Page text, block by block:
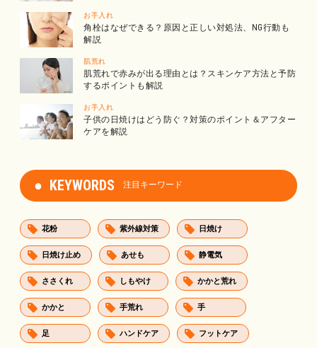
お手入れ
角栓はなぜできる？原因と正しい対処法、NG行動も
解説
肌荒れ
肌荒れで赤みが出る理由とは？スキンケア方法と予防
するポイントも解説
お手入れ
子供の日焼けはどう防ぐ？対策のポイント＆アフター
ケアを解説
KEYWORDS 注目キーワード
花粉 紫外線対策 日焼け
日焼け止め あせも 静電気
ささくれ しもやけ かかと荒れ
かかと 手荒れ 手
足 ハンドケア フットケア